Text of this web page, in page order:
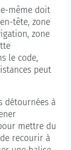
même doit
tête, zone
zone
le code,
peut
détournées à
mettre du
recourir à